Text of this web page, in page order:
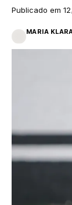
Publicado em
MARIA